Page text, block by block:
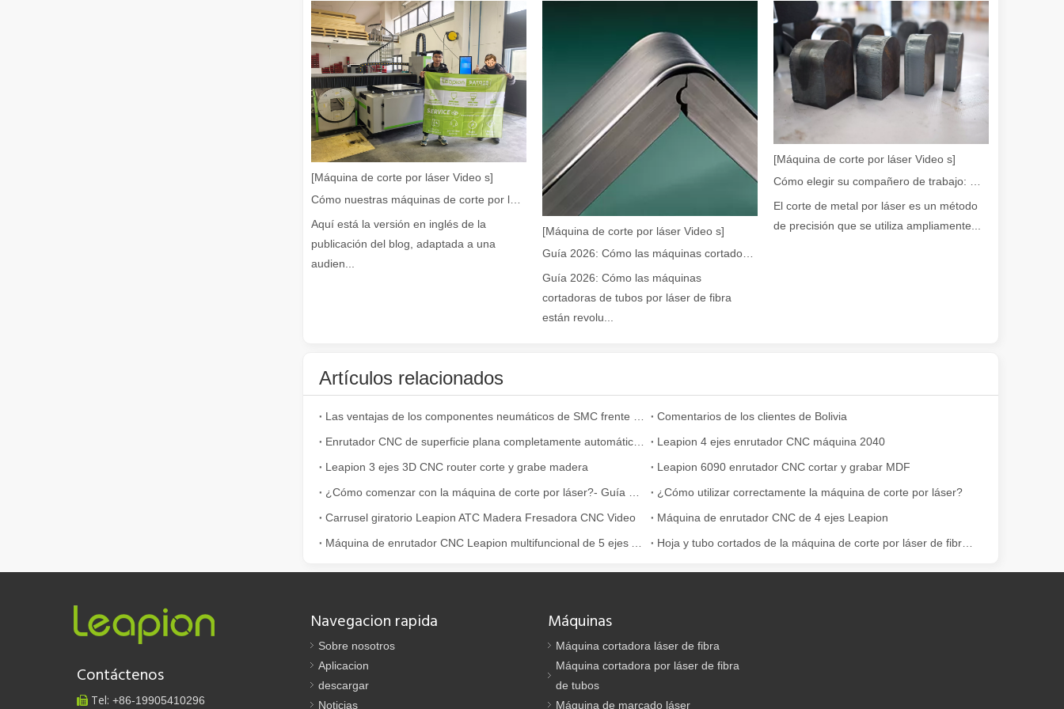
La soldadura láser ha revolucionado la fabricación moderna con su precisión y eficiencia superiores. Esta avanzada tecnología ofrece importantes ventajas sobre los métodos de soldadura
¿Qué es el corte por láser? La ciencia del corte En esencia, el corte por láser es un proceso de fabricación que utiliza un rayo láser enfocado de alta potencia para cortar material en formas y
En el campo del tratamiento y restauración de superficies, la eliminación de pintura con láser es una tecnología líder. Este método proporciona una solución de alta tecnología para la
Las máquinas de corte por láser son una herramienta fundamental en la fabricación moderna. Si usted es propietario de una pequeña empresa, un aficionado o parte de una operación de
[Máquina de corte por láser Video s]
Aquí está la versión en inglés de la
publicación del blog, adaptada a una
audien...
[Máquina de corte por láser Video s]
Guía 2026: Cómo las máquinas cortadoras de tubos por láser de fibra están revolucionando la fabricación de tuberías
Guía 2026: Cómo las máquinas
cortadoras de tubos por láser de fibra
están revolu...
[Máquina de corte por láser Video s]
Cómo elegir su compañero de trabajo: máquina de corte por láser
El corte de metal por láser es un método
de precisión que se utiliza ampliamente...
Artículos relacionados
Comentarios de los clientes de Bolivia
Leapion 4 ejes enrutador CNC máquina 2040
Leapion 3 ejes 3D CNC router corte y grabe madera
Leapion 6090 enrutador CNC cortar y grabar MDF
¿Cómo utilizar correctamente la máquina de corte por láser?
Carrusel giratorio Leapion ATC Madera Fresadora CNC Video
Máquina de enrutador CNC de 4 ejes Leapion
Contáctenos
 Tel: +86-19905410296
Navegacion rapida
Sobre nosotros
Aplicacion
descargar
Noticias
Máquinas
Máquina cortadora láser de fibra
Máquina cortadora por láser de fibra
de tubos
Máquina de marcado láser